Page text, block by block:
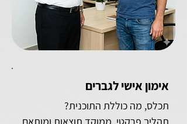
אימון אישי לגברים
תכלס, מה כוללת התוכנית?